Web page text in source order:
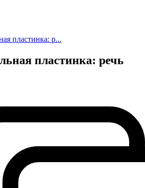
пластинка: р...
пластинка: речь